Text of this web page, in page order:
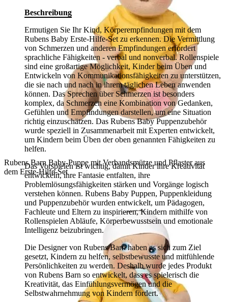
Rubens Barn Baby-Puppe mit Verbandsmütze und Pflaster aus
dem Erste-Hilfe-Set
Beschreibung
Ermutigen Sie Ihr Kind, Körperempfindungen mit dem
Rubens Baby Erste-Hilfe-Set zu erkennen. Die Vermittlung
von Schmerzen und anderen Empfindungen erfordert
sprachliche Fähigkeiten - verbal und nonverbal. Rollenspiele
sind eine großartige Möglichkeit, Kinder beim Üben und
Entwickeln von Kommunikationsfähigkeiten zu unterstützen,
die sie nach und nach in ihrem täglichen Leben anwenden
können. Das Sprechen über Schmerzen ist besonders
komplex, da Schmerzen eine Kombination von Gedanken,
Gefühlen und Empfindungen darstellen, um eine Situation
richtig einzuschätzen. Das Rubens Baby Puppenzubehör
wurde speziell in Zusammenarbeit mit Experten entwickelt,
um Kindern beim Üben der oben genannten Fähigkeiten zu
helfen.
Das Vorspielen ist wichtig, damit Kinder ihre Kreativität
entwickeln, ihre Fantasie entfalten, ihre
Problemlösungsfähigkeiten stärken und Vorgänge logisch
verstehen können. Rubens Baby Puppen, Puppenkleidung
und Puppenzubehör wurden entwickelt, um Pädagogen,
Fachleute und Eltern zu inspirieren, Kindern mithilfe von
Rollenspielen Abläufe, Körperbewusstsein und emotionale
Intelligenz beizubringen.
Die Designer von Rubens Barn haben es sich zum Ziel
gesetzt, Kindern zu helfen, selbstbewusste und mitfühlende
Persönlichkeiten zu werden. Deshalb wurde jedes Produkt
von Rubens Barn so entwickelt, dass es spielerisch die
Kreativität, das Einfühlungsvermögen und die
Selbstwahrnehmung von Kindern fördert.